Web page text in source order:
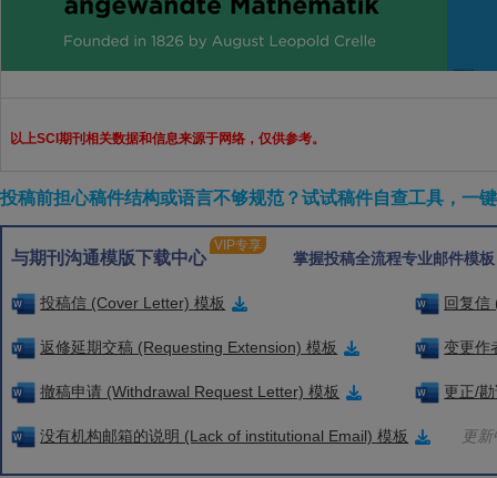
以上SCI期刊相关数据和信息来源于网络，仅供参考。
投稿前担心稿件结构或语言不够规范？试试稿件自查工具，一
与期刊沟通模版下载中心
VIP专享
掌握投稿全流程专业邮件模
投稿信 (Cover Letter) 模板 回复信
返修延期交稿 (Requesting Extension) 模板 变更作
撤稿申请 (Withdrawal Request Letter) 模板 更正/
没有机构邮箱的说明 (Lack of institutional Email) 模板 更